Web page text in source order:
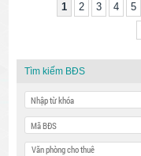
1 2 3 4 5
Tìm kiếm BĐS
Văn phòng cho thuê